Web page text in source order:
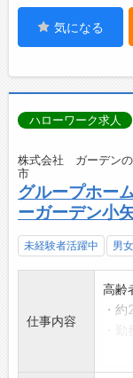
気になる
ハローワーク求人
株式会社 ガーデン
市
グループホー
ーガーデン小
未経験者活躍中 男
仕事内容
高齢
・
【変